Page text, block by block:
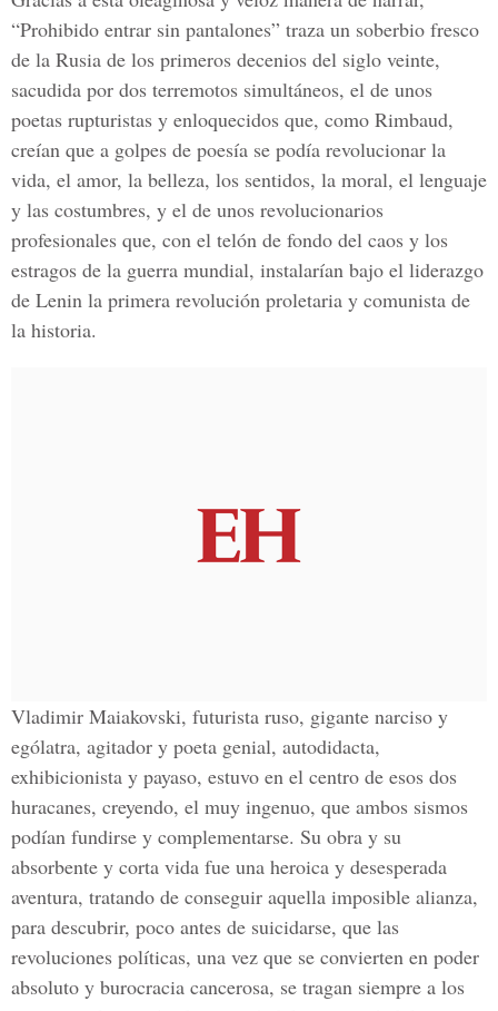
“Prohibido entrar sin pantalones” traza un soberbio fresco
de la Rusia de los primeros decenios del siglo veinte,
sacudida por dos terremotos simultáneos, el de unos
poetas rupturistas y enloquecidos que, como Rimbaud,
creían que a golpes de poesía se podía revolucionar la
vida, el amor, la belleza, los sentidos, la moral, el lenguaje
y las costumbres, y el de unos revolucionarios
profesionales que, con el telón de fondo del caos y los
estragos de la guerra mundial, instalarían bajo el liderazgo
de Lenin la primera revolución proletaria y comunista de
la historia.
Vladimir Maiakovski, futurista ruso, gigante narciso y
ególatra, agitador y poeta genial, autodidacta,
exhibicionista y payaso, estuvo en el centro de esos dos
huracanes, creyendo, el muy ingenuo, que ambos sismos
podían fundirse y complementarse. Su obra y su
absorbente y corta vida fue una heroica y desesperada
aventura, tratando de conseguir aquella imposible alianza,
para descubrir, poco antes de suicidarse, que las
revoluciones políticas, una vez que se convierten en poder
absoluto y burocracia cancerosa, se tragan siempre a los